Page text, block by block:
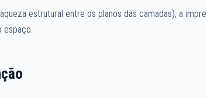
estrutural entre os planos das camadas), a
espaço.